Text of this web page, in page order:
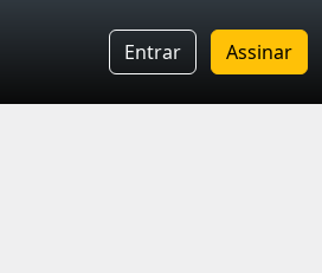
Entrar Assinar